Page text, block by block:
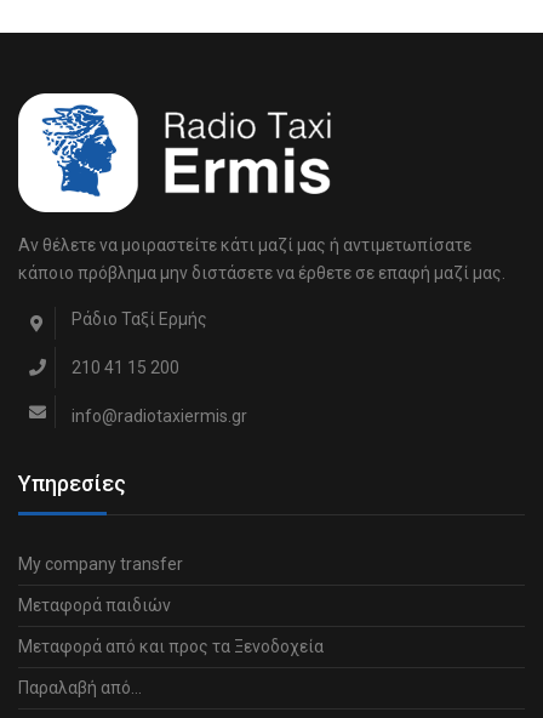
Αν θέλετε να μοιραστείτε κάτι μαζί μας ή αντιμετωπίσατε
κάποιο πρόβλημα μην διστάσετε να έρθετε σε επαφή μαζί μας.
Ράδιο Ταξί Ερμής
210 41 15 200
info@radiotaxiermis.gr
Υπηρεσίες
My company transfer
Μεταφορά παιδιών
Μεταφορά από και προς τα Ξενοδοχεία
Παραλαβή από…